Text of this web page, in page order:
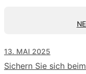
13. MAI 2025
Sichern Sie sich